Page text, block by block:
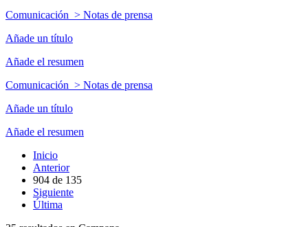
Comunicación > Notas de prensa
Añade un título
Añade el resumen
Comunicación > Notas de prensa
Añade un título
Añade el resumen
Inicio
Anterior
904 de 135
Siguiente
Última